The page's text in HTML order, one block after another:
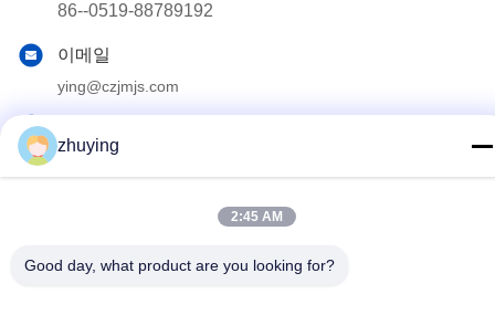
86--0519-88789192
이메일
ying@czjmjs.com
NO.10-930 JIAHONGSHENGSHI 상업 사각, ZHONGLOU 지
역 CHANGZHOU 시 장쑤성
zhuying
2:45 AM
Good day, what product are you looking for?